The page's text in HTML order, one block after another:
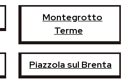
Montegrotto
Terme
Piazzola sul Brenta